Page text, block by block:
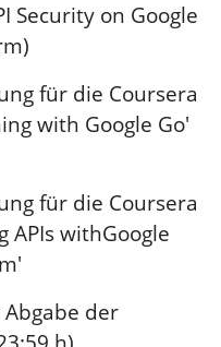
Security on Google
für die Coursera
with Google Go'
für die Coursera
APIs withGoogle
der